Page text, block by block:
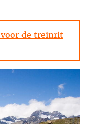
de treinrit